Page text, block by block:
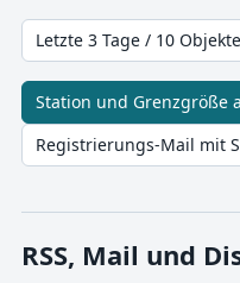
Letzte 3 Tage / 10
Station und Grenzgröße
Registrierungs-Mail mit
RSS, Mail und